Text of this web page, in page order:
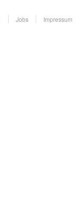
Jobs
Impressum